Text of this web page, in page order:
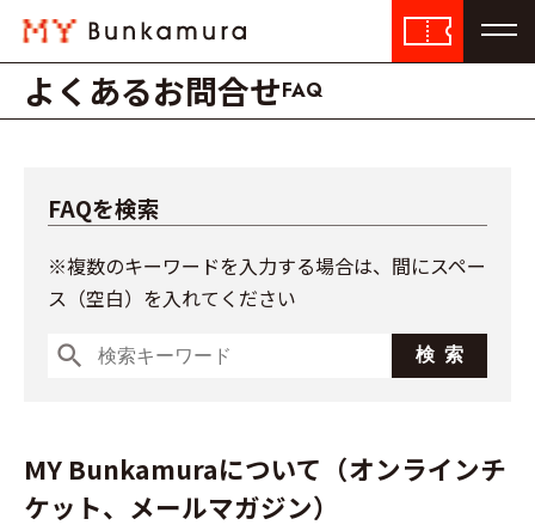
よくあるお問合せFAQ
FAQを検索
※複数のキーワードを入力する場合は、間にスペー
ス（空白）を入れてください
search
MY Bunkamuraについて（オンラインチ
ケット、メールマガジン）